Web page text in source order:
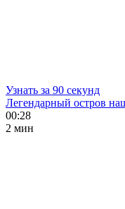
Узнать за 90 секунд
Легендарный остров
00:28
2 мин